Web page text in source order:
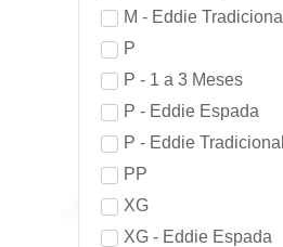
M - Eddie Tradicional
P
P - 1 a 3 Meses
P - Eddie Espada
P - Eddie Tradicional
PP
XG
XG - Eddie Espada